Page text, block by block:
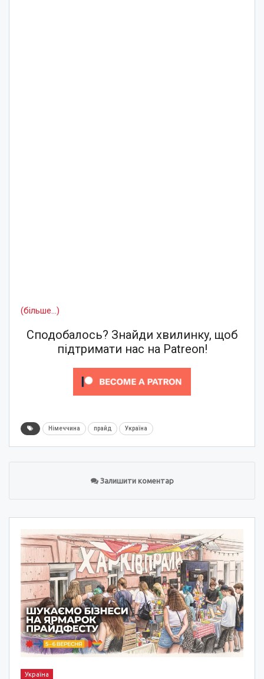
(більше…)
Сподобалось? Знайди хвилинку, щоб
підтримати нас на Patreon!
Німеччина прайд Україна
Залишити коментар
Україна